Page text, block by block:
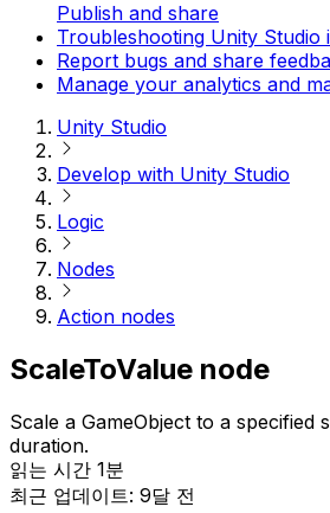
Publish and share
Troubleshooting Unity Studio
Report bugs and share
Manage your analytics and
Unity Studio
Develop with Unity Studio
Logic
Nodes
Action nodes
ScaleToValue node
Scale a GameObject to a specified
duration.
읽는 시간 1분
최근 업데이트: 9달 전